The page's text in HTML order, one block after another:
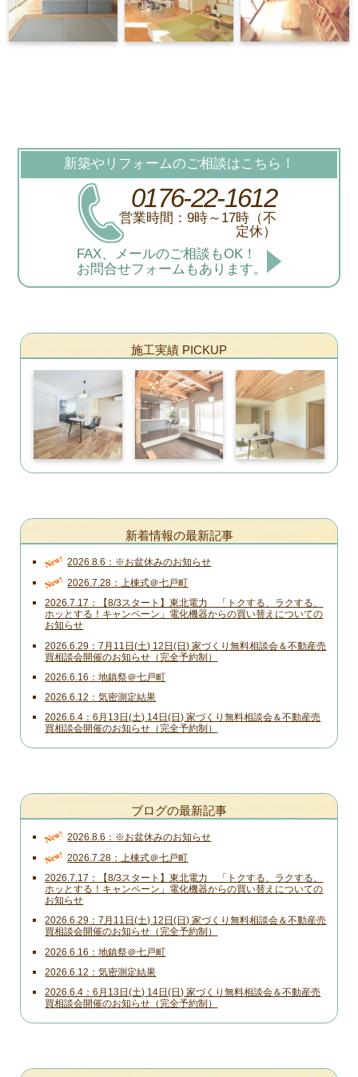
新築やリフォームのご相談はこちら！
0176-22-1612
営業時間：9時～17時（不
定休）
FAX、メールのご相談もOK！
お問合せフォームもあります。
施工実績 PICKUP
新着情報の最新記事
New! 2026.8.6 ※お盆休みのお知らせ
New! 2026.7.28 上棟式＠七戸町
2026.7.17
【8/3スタート】東北電力 「トクする、ラクする、
ホッとする！キャンペーン」電化機器からの買い替えについての
お知らせ
2026.6.29
7月11日(土) 12日(日) 家づくり無料相談会＆不動産売
買相談会開催のお知らせ（完全予約制）
2026.6.16 地鎮祭＠七戸町
2026.6.12 気密測定結果
2026.6.4
6月13日(土) 14日(日) 家づくり無料相談会＆不動産売
買相談会開催のお知らせ（完全予約制）
ブログの最新記事
New! 2026.8.6 ※お盆休みのお知らせ
New! 2026.7.28 上棟式＠七戸町
2026.7.17
【8/3スタート】東北電力 「トクする、ラクする、
ホッとする！キャンペーン」電化機器からの買い替えについての
お知らせ
2026.6.29
7月11日(土) 12日(日) 家づくり無料相談会＆不動産売
買相談会開催のお知らせ（完全予約制）
2026.6.16 地鎮祭＠七戸町
2026.6.12 気密測定結果
2026.6.4
6月13日(土) 14日(日) 家づくり無料相談会＆不動産売
買相談会開催のお知らせ（完全予約制）